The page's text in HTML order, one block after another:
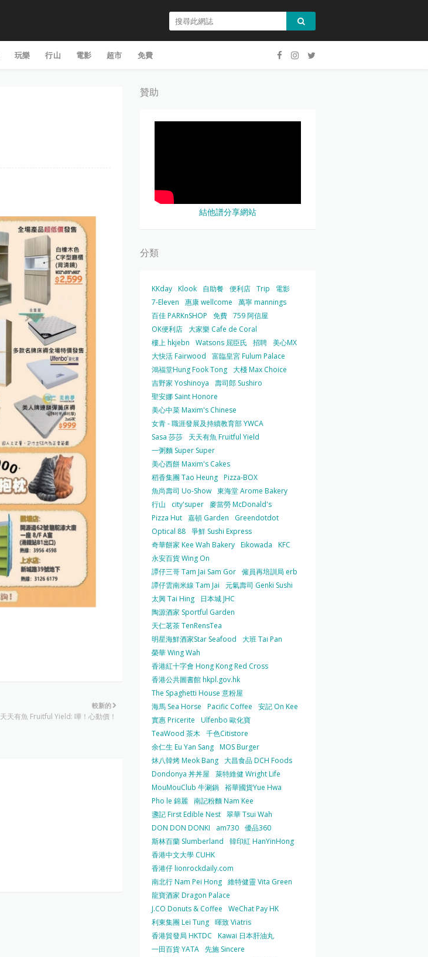
玩樂 行山 電影 超市 免費
較新的
天天有魚 Fruitful Yield: 嘩！心動價！
贊助
結他譜分享網站
分類
KKday Klook 自助餐 便利店 Trip
電影
7-Eleven
惠康 wellcome
萬寧 mannings
百佳 PARKnSHOP
免費 759 阿信屋
OK便利店 大家樂 Cafe de Coral
樓上 hkjebn
Watsons 屈臣氏 招聘 美心MX
大快活 Fairwood
富臨皇宮 Fulum Palace
鴻福堂Hung Fook Tong 大棧 Max Choice
吉野家 Yoshinoya
壽司郎 Sushiro
聖安娜 Saint Honore
美心中菜 Maxim's Chinese
女青 - 職涯發展及持續教育部 YWCA
Sasa 莎莎
天天有魚 Fruitful Yield
一粥麵 Super Super
美心西餅 Maxim's Cakes
稻香集團 Tao Heung Pizza-BOX
魚尚壽司 Uo-Show 東海堂 Arome Bakery
行山
city'super 麥當勞 McDonald's
Pizza Hut 嘉頓 Garden
Greendotdot
Optical 88 爭鮮 Sushi Express
奇華餅家 Kee Wah Bakery Eikowada
KFC
永安百貨 Wing On
譚仔三哥 Tam Jai Sam Gor 僱員再培訓局 erb
譚仔雲南米線 Tam Jai
元氣壽司 Genki Sushi
太興 Tai Hing
日本城 JHC
陶源酒家 Sportful Garden
天仁茗茶 TenRensTea
明星海鮮酒家Star Seafood
大班 Tai Pan
榮華 Wing Wah
香港紅十字會 Hong Kong Red Cross
香港公共圖書館 hkpl.gov.hk
The Spaghetti House 意粉屋
海馬 Sea Horse
Pacific Coffee
安記 On Kee
實惠 Pricerite
Ulfenbo 歐化寶
TeaWood 茶木 千色Citistore
余仁生 Eu Yan Sang MOS Burger
炑八韓烤 Meok Bang 大昌食品 DCH Foods
Dondonya 丼丼屋
萊特維健 Wright Life
MouMouClub 牛涮鍋 裕華國貨Yue Hwa
Pho le 錦麗 南記粉麵 Nam Kee
盞記 First Edible Nest 翠華 Tsui Wah
DON DON DONKI
am730 優品360
斯林百蘭 Slumberland
韓印紅 HanYinHong
香港中文大學 CUHK
香港仔 lionrockdaily.com
南北行 Nam Pei Hong 維特健靈 Vita Green
龍寶酒家 Dragon Palace
J.CO Donuts & Coffee
WeChat Pay HK
利東集團 Lei Tung 暉致 Viatris
香港貿發局 HKTDC
Kawai 日本肝油丸
一田百貨 YATA 先施 Sincere